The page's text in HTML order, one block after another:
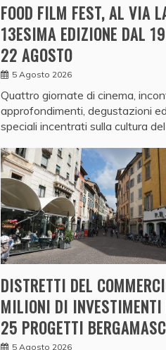
FOOD FILM FEST, AL VIA
13ESIMA EDIZIONE DAL
22 AGOSTO
5 Agosto 2026
Quattro giornate di cinema,
approfondimenti, degustazioni
speciali incentrati sulla cultura del
DISTRETTI DEL
MILIONI DI INVESTIMENTI
25 PROGETTI
5 Agosto 2026